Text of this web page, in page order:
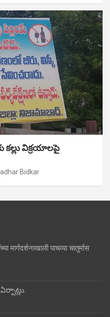
కల్లు విక్రయాలపై
Bidkar
मार्गदर्शनाखाली पाचव्या चातुर्मास